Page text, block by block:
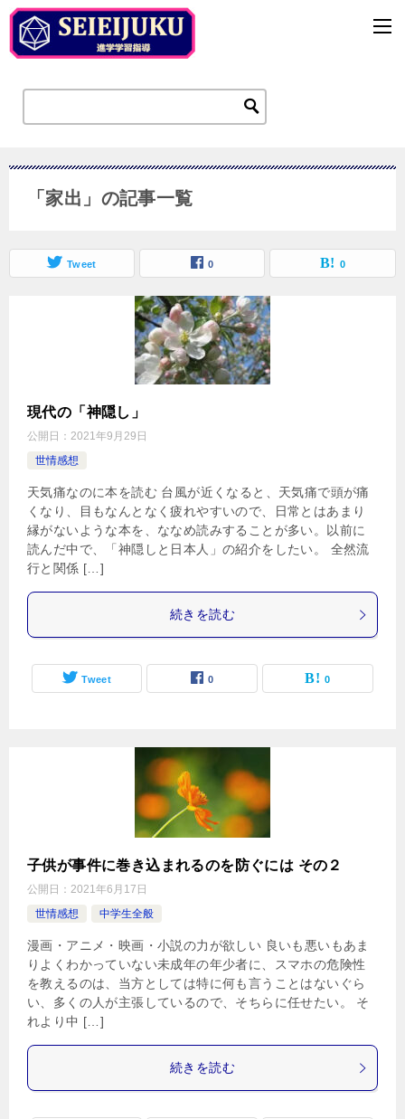
「家出」の記事一覧
Tweet 0 0
現代の「神隠し」
公開日： 2021年9月29日
世情感想
天気痛なのに本を読む 台風が近くなると、天気痛で頭が痛
くなり、目もなんとなく疲れやすいので、日常とはあまり
縁がないような本を、ななめ読みすることが多い。以前に
読んだ中で、「神隠しと日本人」の紹介をしたい。 全然流
行と関係 […]
続きを読む
Tweet 0 0
子供が事件に巻き込まれるのを防ぐには その２
公開日： 2021年6月17日
世情感想
中学生全般
漫画・アニメ・映画・小説の力が欲しい 良いも悪いもあま
りよくわかっていない未成年の年少者に、スマホの危険性
を教えるのは、当方としては特に何も言うことはないぐら
い、多くの人が主張しているので、そちらに任せたい。 そ
れより中 […]
続きを読む